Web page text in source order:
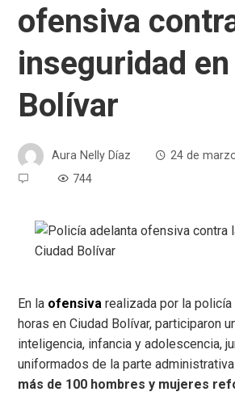
ofensiva
inseguridad
Bolívar
Aura Nelly Díaz
24 de
744
En la ofensivarealizada por la
horas en Ciudad Bolívar, participaron
inteligencia, infancia y adolescencia,
uniformados de la parte
más de 100 hombres y mujeres